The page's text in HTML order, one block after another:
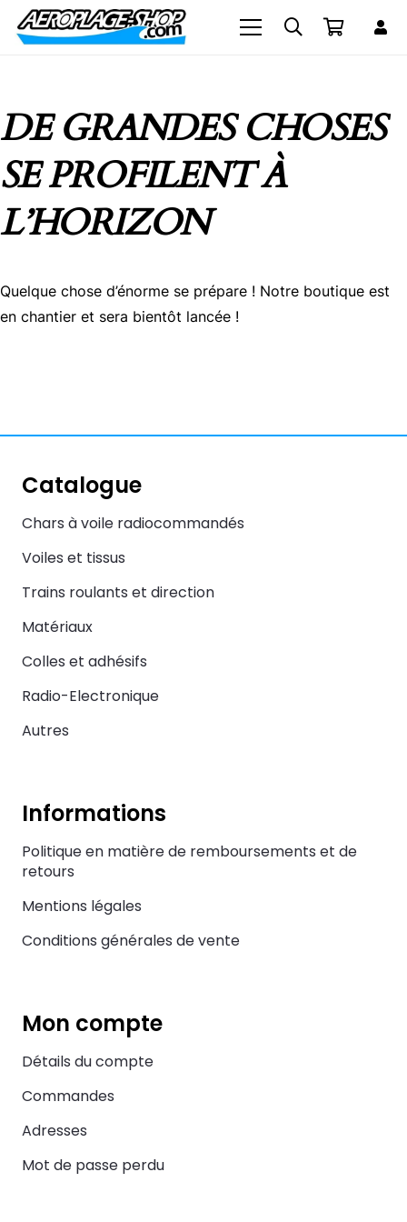
DE GRANDES CHOSES
SE PROFILENT À
L’HORIZON
Quelque chose d’énorme se prépare ! Notre boutique est
en chantier et sera bientôt lancée !
Catalogue
Chars à voile radiocommandés
Voiles et tissus
Trains roulants et direction
Matériaux
Colles et adhésifs
Radio-Electronique
Autres
Informations
Politique en matière de remboursements et de
retours
Mentions légales
Conditions générales de vente
Mon compte
Détails du compte
Commandes
Adresses
Mot de passe perdu